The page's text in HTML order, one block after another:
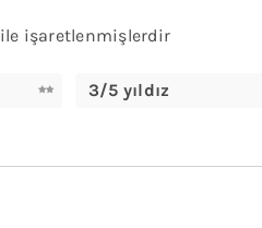
ile işaretlenmişlerdir
3/5 yıldız